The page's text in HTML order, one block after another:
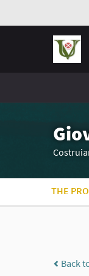
THE
Back